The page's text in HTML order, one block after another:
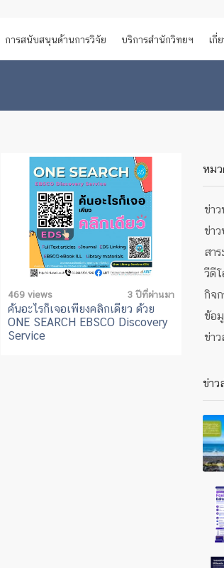
การสนับสนุนด้านการวิจัย บริการสำนักวิทยฯ เกี่
469 views 3 ปีที่ผ่านมา
ค้นอะไรก็เจอเพียงคลิกเดียว ด้วย
ONE SEARCH EBSCO Discovery
Service
หม
ข่า
ข่า
สาร
วีดี
กิจ
ข้อ
ข่า
ข่าว